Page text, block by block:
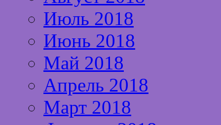
Июль 2018
Июнь 2018
Май 2018
Апрель 2018
Март 2018